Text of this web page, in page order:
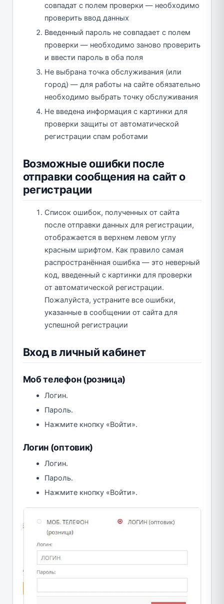
совпадат с полем проверки — необходимо
проверить ввод данных
Введенный пароль не совпадает с полем
проверки — необходимо заново проверить
и ввести пароль в оба поля
Не выбрана точка обслуживания (или
город) — для работы на сайте обязательно
необходимо выбрать точку обслуживания
Не введена информация с картинки для
проверки защиты от автоматической
регистрации спам роботами
Возможные ошибки после
отправки сообщения на сайт о
регистрации
Список ошибок, полученных от сайта
после отправки данных для регистрации,
отображается в верхнем левом углу
красным шрифтом. Как правило самая
распространённая ошибка — это неверный
код, введенный с картинки для проверки
от автоматической регистрации.
Пожалуйста, устраните все ошибки,
указанные в сообщении от сайта для
успешной регистрации
Вход в личный кабинет
Моб телефон (розница)
Логин.
Пароль.
Нажмите кнопку «Войти».
Логин (оптовик)
Логин.
Пароль.
Нажмите кнопку «Войти».